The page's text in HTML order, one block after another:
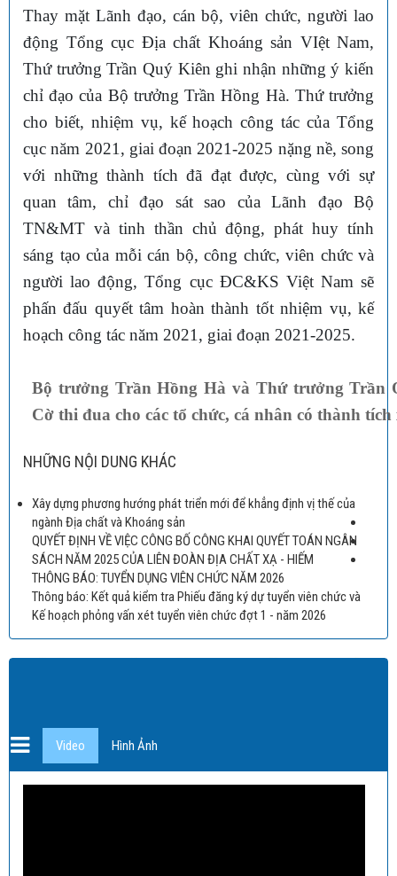
Thay mặt Lãnh đạo, cán bộ, viên chức, người lao
động Tổng cục Địa chất Khoáng sản VIệt Nam,
Thứ trưởng Trần Quý Kiên ghi nhận những ý kiến
chỉ đạo của Bộ trưởng Trần Hồng Hà. Thứ trưởng
cho biết, nhiệm vụ, kế hoạch công tác của Tổng
cục năm 2021, giai đoạn 2021-2025 nặng nề, song
với những thành tích đã đạt được, cùng với sự
quan tâm, chỉ đạo sát sao của Lãnh đạo Bộ
TN&MT và tinh thần chủ động, phát huy tính
sáng tạo của mỗi cán bộ, công chức, viên chức và
người lao động, Tổng cục ĐC&KS Việt Nam sẽ
phấn đấu quyết tâm hoàn thành tốt nhiệm vụ, kế
hoạch công tác năm 2021, giai đoạn 2021-2025.
Bộ trưởng Trần Hồng Hà và Thứ trưởng Trần
Cờ thi đua cho các tổ chức, cá nhân có thành tích
NHỮNG NỘI DUNG KHÁC
Xây dựng phương hướng phát triển mới để khẳng định vị thế của
ngành Địa chất và Khoáng sản
QUYẾT ĐỊNH VỀ VIỆC CÔNG BỐ CÔNG KHAI QUYẾT TOÁN NGÂN
SÁCH NĂM 2025 CỦA LIÊN ĐOÀN ĐỊA CHẤT XẠ - HIẾM
THÔNG BÁO: TUYỂN DỤNG VIÊN CHỨC NĂM 2026
Thông báo: Kết quả kiểm tra Phiếu đăng ký dự tuyển viên chức và
Kế hoạch phỏng vấn xét tuyển viên chức đợt 1 - năm 2026
Video Hình Ảnh